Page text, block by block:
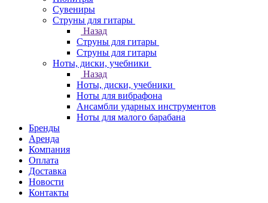
Сувениры
Струны для гитары
Назад
Струны для гитары
Струны для гитары
Ноты, диски, учебники
Назад
Ноты, диски, учебники
Ноты для вибрафона
Ансамбли ударных инструментов
Ноты для малого барабана
Бренды
Аренда
Компания
Оплата
Доставка
Новости
Контакты